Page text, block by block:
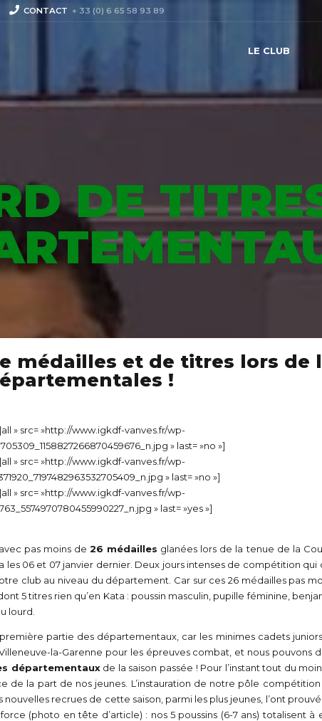
CONTACT + 33 (0) 6 65 58 93 89
LE CLUB
DE
médailles et de titres lors de
!
» src= »http://www.igkdf-vanves.fr/wp-
» last= »no »]
» src= »http://www.igkdf-vanves.fr/wp-
» last= »no »]
» src= »http://www.igkdf-vanves.fr/wp-
» last= »yes »]
pas moins de26 médailles glanées lors de la tenue de la
06 et 07 janvier dernier. Deux jours intenses de compétition qui
club au niveau du département. Car sur ces 26 médailles pas
5 titres rien qu’en Kata : poussin masculin, pupille féminine,
lourd.
partie des départementaux, car les minimes cadets
la-Garenne pour les épreuves combat, et nous pouvons
départementauxde la saison passée ! Pour l’instant tout du
de la part de nos jeunes. L’instauration de notre pôle compétition
recrues de cette saison, parmi les plus jeunes, l’ont
(photo en tête d’article) : nos 5 poussins (6-7 ans) totalisent à